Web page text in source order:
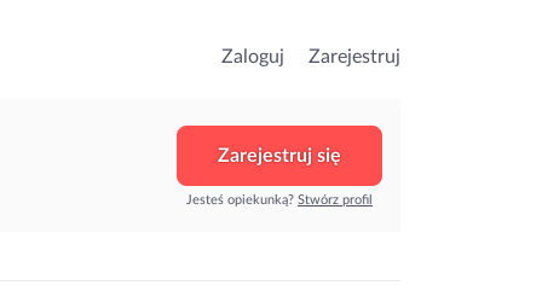
Zaloguj Zarejestruj
Zarejestruj się
Jesteś opiekunką? Stwórz profil